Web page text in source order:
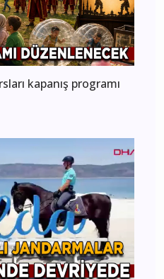
kapanış programı